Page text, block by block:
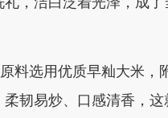
料选用优质早籼大米，
韧易炒、口感清香，这